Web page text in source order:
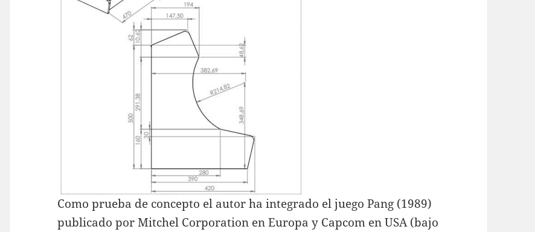
Como prueba de concepto el autor ha integrado el juego Pang (1989)
publicado por Mitchel Corporation en Europa y Capcom en USA (bajo